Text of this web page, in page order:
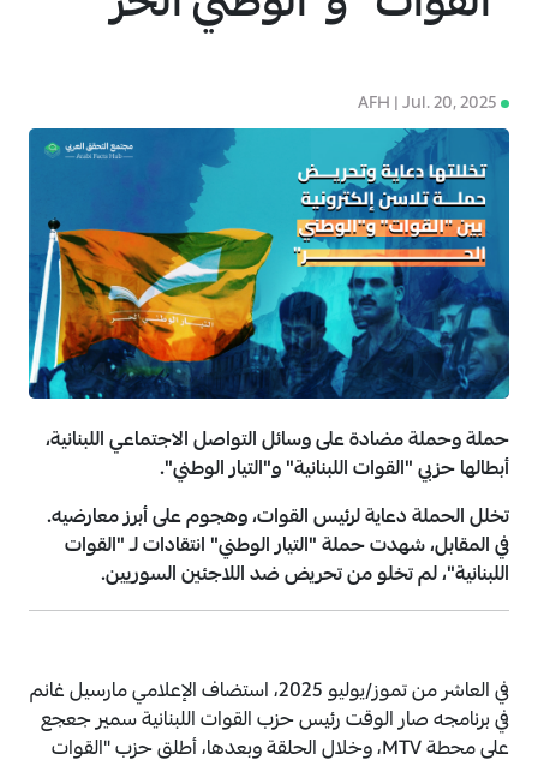
4
AFH | Jul. 20, 2025
حملة وحملة مضادة على وسائل التواصل الاجتماعي اللبنانية،
أبطالها حزبي "القوات اللبنانية" و"التيار الوطني".
تخلل الحملة دعاية لرئيس القوات، وهجوم على أبرز معارضيه.
في المقابل، شهدت حملة "التيار الوطني" انتقادات لـ "القوات
اللبنانية"، لم تخلو من تحريض ضد اللاجئين السوريين.
في العاشر من تموز/يوليو 2025، استضاف الإعلامي مارسيل غانم
في برنامجه صار الوقت رئيس حزب القوات اللبنانية سمير جعجع
على محطة MTV، وخلال الحلقة وبعدها، أطلق حزب "القوات